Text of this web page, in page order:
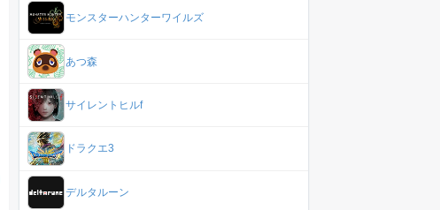
モンスターハンターワイルズ
あつ森
サイレントヒルf
ドラクエ3
デルタルーン